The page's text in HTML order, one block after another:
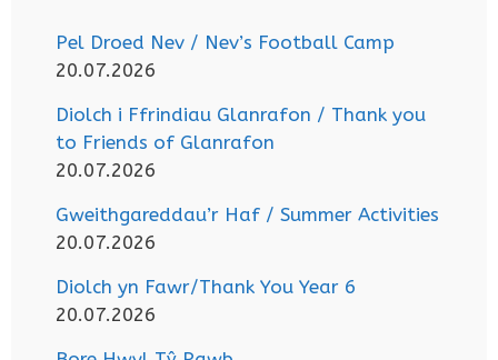
Pel Droed Nev / Nev’s Football Camp
20.07.2026
Diolch i Ffrindiau Glanrafon / Thank you
to Friends of Glanrafon
20.07.2026
Gweithgareddau’r Haf / Summer Activities
20.07.2026
Diolch yn Fawr/Thank You Year 6
20.07.2026